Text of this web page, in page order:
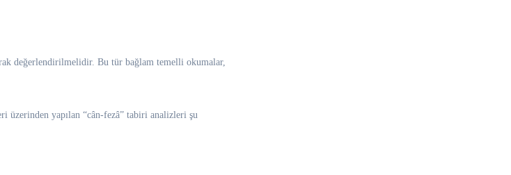
değerlendirilmelidir. Bu tür bağlam temelli okumalar,
yapılan “cân-fezâ” tabiri analizleri şu